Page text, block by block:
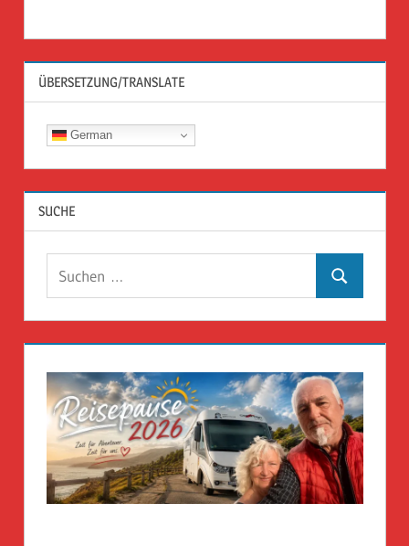
ÜBERSETZUNG/TRANSLATE
German
SUCHE
Suchen